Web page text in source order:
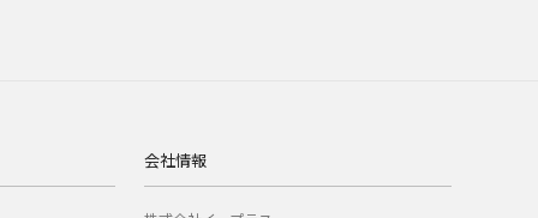
会社情報